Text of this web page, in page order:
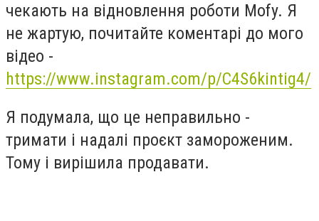
чекають на відновлення роботи Mofy. Я
не жартую, почитайте коментарі до мого
відео -
https://www.instagram.com/p/C4S6kintig4/
Я подумала, що це неправильно -
тримати і надалі проєкт замороженим.
Тому і вирішила продавати.